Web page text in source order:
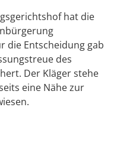
hat die
die Entscheidung gab
des
Der Kläger stehe
eine Nähe zur